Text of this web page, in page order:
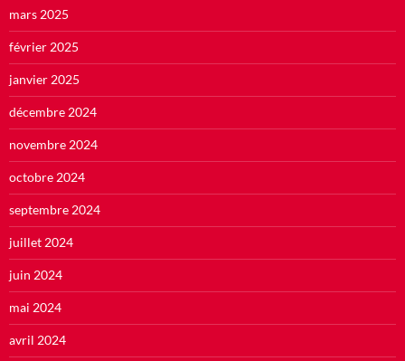
mars 2025
février 2025
janvier 2025
décembre 2024
novembre 2024
octobre 2024
septembre 2024
juillet 2024
juin 2024
mai 2024
avril 2024